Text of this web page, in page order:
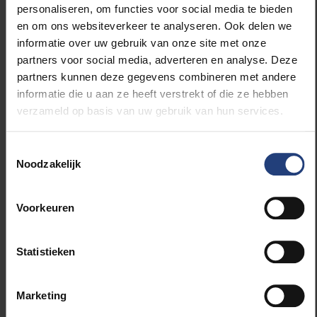
personaliseren, om functies voor social media te bieden
en om ons websiteverkeer te analyseren. Ook delen we
informatie over uw gebruik van onze site met onze
partners voor social media, adverteren en analyse. Deze
partners kunnen deze gegevens combineren met andere
informatie die u aan ze heeft verstrekt of die ze hebben
verzameld op basis van uw gebruik van hun services.
Noodzakelijk
Voorkeuren
Statistieken
Marketing
evalueert op basis van het Europees Referentiekader
voor Moderne Vreemde Talen (ERK).
“De lesgevers hebben een onderwijsachtergrond en
zijn doorgaans mensen die hun land gedwongen
moesten ontvluchten. Het programma biedt hen de
kans om hun vaardigheden te behouden en te
arbeidsmarkt. En dit terwijl ze ondersteund worden
door deskundigen van de VUB op het gebied van
Naast het ontwikkelde onderwijspakket, bevat elke
groepswerk, storytelling, zang en toneelstukken.
Tijdens deze activiteiten wordt Arabisch, Nederlands
en Frans gesproken. Op deze manier leren kinderen
op een open en ongedwongen manier over elkaars